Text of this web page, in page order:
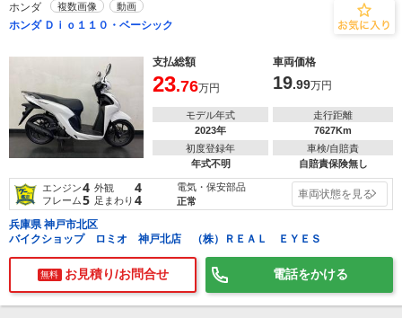
ホンダ 複数画像 動画
ホンダ Ｄｉｏ１１０・ベーシック
支払総額 車両価格
23.76万円 19.99万円
モデル年式
2023年
走行距離
7627Km
初度登録年
年式不明
車検/自賠責
自賠責保険無し
エンジン4 外観 4
フレーム5 足まわり 4
電気・保安部品
正常
車両状態を見る
兵庫県 神戸市北区
バイクショップ ロミオ 神戸北店 （株）ＲＥＡＬ ＥＹＥＳ
無料 お見積り/お問合せ 電話をかける